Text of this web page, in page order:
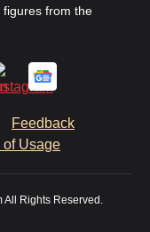
figures from the
Feedback
of Usage
Rights Reserved.